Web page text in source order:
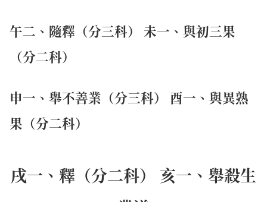
午二、隨釋（分三科） 未一、與初三果
（分二科）
申一、舉不善業（分三科） 酉一、與異熟
果（分二科）
戌一、釋（分二科） 亥一、舉殺生